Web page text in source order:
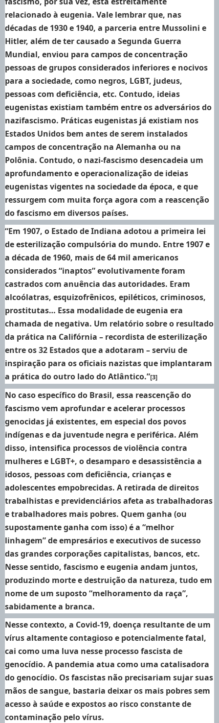
relacionado à eugenia. Vale lembrar que, nas
décadas de 1930 e 1940, a parceria entre Mussolini e
Hitler, além de ter causado a Segunda Guerra
Mundial, enviou para campos de concentração
pessoas de grupos considerados inferiores e nocivos
para a sociedade, como negros, LGBT, judeus,
pessoas com deficiência, etc. Contudo, ideias
eugenistas existiam também entre os adversários do
nazifascismo. Práticas eugenistas já existiam nos
Estados Unidos bem antes de serem instalados
campos de concentração na Alemanha ou na
Polônia. Contudo, o nazi-fascismo desencadeia um
aprofundamento e operacionalização de ideias
eugenistas vigentes na sociedade da época, e que
ressurgem com muita força agora com a reascenção
do fascismo em diversos países.
“Em 1907, o Estado de Indiana adotou a primeira lei
de esterilização compulsória do mundo. Entre 1907 e
a década de 1960, mais de 64 mil americanos
considerados “inaptos” evolutivamente foram
castrados com anuência das autoridades. Eram
alcoólatras, esquizofrênicos, epiléticos, criminosos,
prostitutas… Essa modalidade de eugenia era
chamada de negativa. Um relatório sobre o resultado
da prática na Califórnia – recordista de esterilização
entre os 32 Estados que a adotaram – serviu de
inspiração para os oficiais nazistas que implantaram
a prática do outro lado do Atlântico.”[3]
No caso específico do Brasil, essa reascenção do
fascismo vem aprofundar e acelerar processos
genocidas já existentes, em especial dos povos
indígenas e da juventude negra e periférica. Além
disso, intensifica processos de violência contra
mulheres e LGBT+, o desamparo e desassistência a
idosos, pessoas com deficiência, crianças e
adolescentes empobrecidas. A retirada de direitos
trabalhistas e previdenciários afeta as trabalhadoras
e trabalhadores mais pobres. Quem ganha (ou
supostamente ganha com isso) é a “melhor
linhagem” de empresários e executivos de sucesso
das grandes corporações capitalistas, bancos, etc.
Nesse sentido, fascismo e eugenia andam juntos,
produzindo morte e destruição da natureza, tudo em
nome de um suposto “melhoramento da raça”,
sabidamente a branca.
Nesse contexto, a Covid-19, doença resultante de um
vírus altamente contagioso e potencialmente fatal,
cai como uma luva nesse processo fascista de
genocídio. A pandemia atua como uma catalisadora
do genocídio. Os fascistas não precisariam sujar suas
mãos de sangue, bastaria deixar os mais pobres sem
acesso à saúde e expostos ao risco constante de
contaminação pelo vírus.